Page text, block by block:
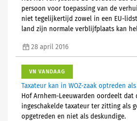
persoon voor toepassing van de
niet tegelijkertijd zowel in een EU-
land zijn normale verblijfplaats kan
28 april 2016
VN VANDAAG
Taxateur kan in WOZ-zaak optreden
Hof Arnhem-Leeuwarden oordeelt dat
ingeschakelde taxateur ter zitting als
opgetreden en niet als deskundige.